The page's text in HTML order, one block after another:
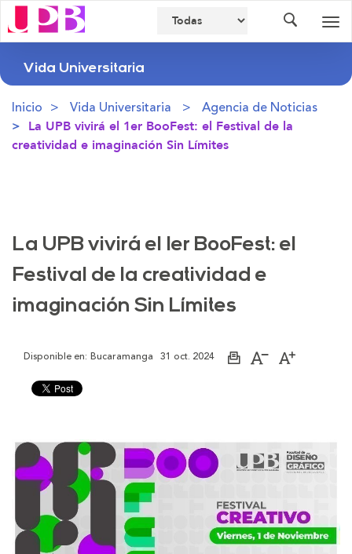
Vida Universitaria
Inicio Vida Universitaria Agencia de Noticias
La UPB vivirá el 1er BooFest: el Festival de la
creatividad e imaginación Sin Límites
La UPB vivirá el 1er BooFest: el
Festival de la creatividad e
imaginación Sin Límites
Disponible en: Bucaramanga 31 oct. 2024
ImprimirAumentarDisminuir